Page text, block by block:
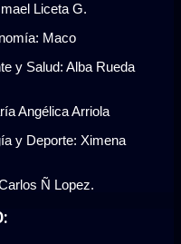
Liceta G.
Maco
y Salud: Alba Rueda
Angélica Arriola
y Deporte: Ximena
Ñ Lopez.